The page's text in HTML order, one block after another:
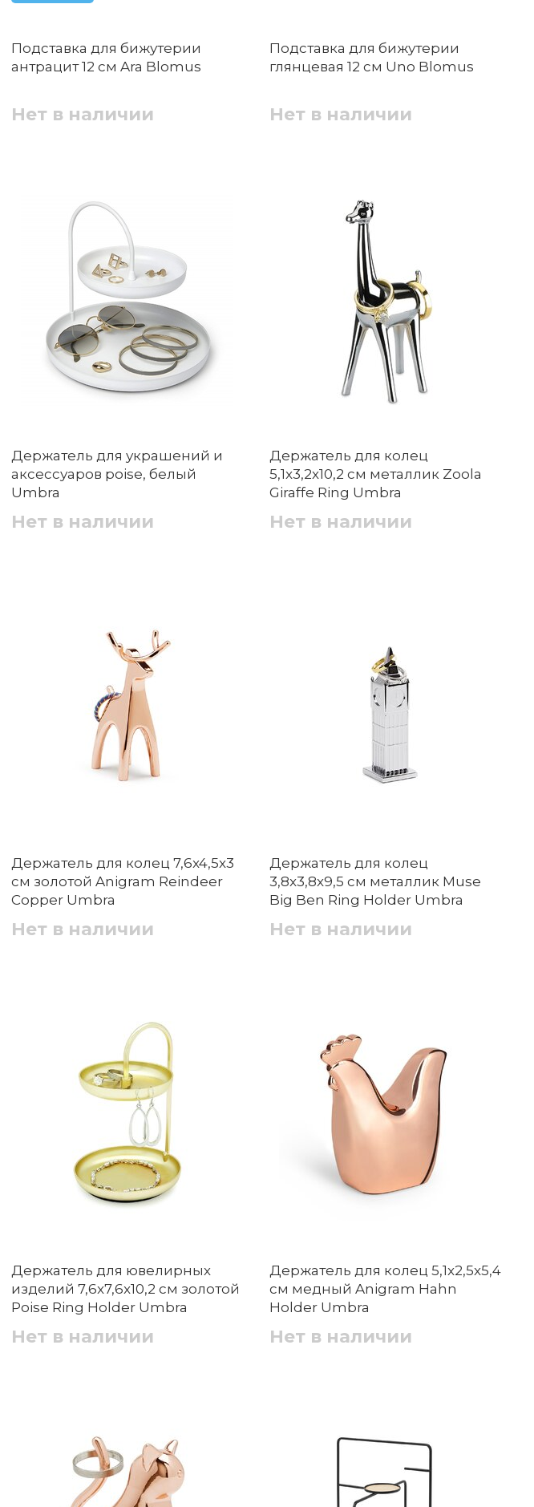
Подставка для бижутерии
антрацит 12 см Ara Blomus
Нет в наличии
Подставка для бижутерии
глянцевая 12 см Uno Blomus
Нет в наличии
Держатель для украшений и
аксессуаров poise, белый
Umbra
Нет в наличии
Держатель для колец
5,1x3,2x10,2 см металлик Zoola
Giraffe Ring Umbra
Нет в наличии
Держатель для колец 7,6x4,5x3
см золотой Anigram Reindeer
Copper Umbra
Нет в наличии
Держатель для колец
3,8x3,8x9,5 см металлик Muse
Big Ben Ring Holder Umbra
Нет в наличии
Держатель для ювелирных
изделий 7,6x7,6x10,2 см золотой
Poise Ring Holder Umbra
Нет в наличии
Держатель для колец 5,1x2,5x5,4
см медный Anigram Hahn
Holder Umbra
Нет в наличии